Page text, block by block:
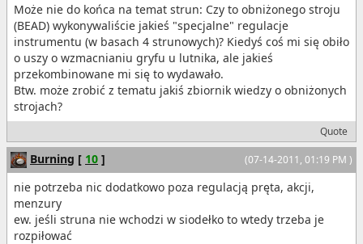
Może nie do końca na temat strun: Czy to obniżonego stroju
(BEAD) wykonywaliście jakieś "specjalne" regulacje
instrumentu (w basach 4 strunowych)? Kiedyś coś mi się obiło
o uszy o wzmacnianiu gryfu u lutnika, ale jakieś
przekombinowane mi się to wydawało.
Btw. może zrobić z tematu jakiś zbiornik wiedzy o obniżonych
strojach?
Quote
(07-14-2011, 01:19 PM )
Burning [ 10 ]
nie potrzeba nic dodatkowo poza regulacją pręta, akcji,
menzury
ew. jeśli struna nie wchodzi w siodełko to wtedy trzeba je
rozpiłować